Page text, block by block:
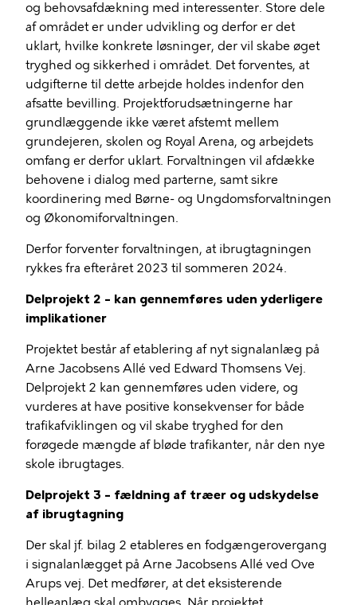
og behovsafdækning med interessenter. Store dele
af området er under udvikling og derfor er det
uklart, hvilke konkrete løsninger, der vil skabe øget
tryghed og sikkerhed i området. Det forventes, at
udgifterne til dette arbejde holdes indenfor den
afsatte bevilling. Projektforudsætningerne har
grundlæggende ikke været afstemt mellem
grundejeren, skolen og Royal Arena, og arbejdets
omfang er derfor uklart. Forvaltningen vil afdække
behovene i dialog med parterne, samt sikre
koordinering med Børne- og Ungdomsforvaltningen
og Økonomiforvaltningen.
Derfor forventer forvaltningen, at ibrugtagningen
rykkes fra efteråret 2023 til sommeren 2024.
Delprojekt 2 – kan gennemføres uden yderligere
implikationer
Projektet består af etablering af nyt signalanlæg på
Arne Jacobsens Allé ved Edward Thomsens Vej.
Delprojekt 2 kan gennemføres uden videre, og
vurderes at have positive konsekvenser for både
trafikafviklingen og vil skabe tryghed for den
forøgede mængde af bløde trafikanter, når den nye
skole ibrugtages.
Delprojekt 3 – fældning af træer og udskydelse
af ibrugtagning
Der skal jf. bilag 2 etableres en fodgængerovergang
i signalanlægget på Arne Jacobsens Allé ved Ove
Arups vej. Det medfører, at det eksisterende